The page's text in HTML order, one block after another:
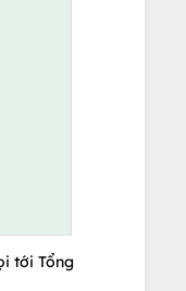
tới Tổng